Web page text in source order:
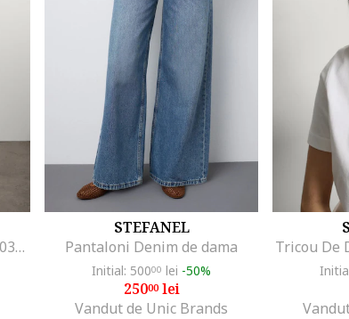
Rochie De Dama Albastru 003570963
STEFANEL
Pantaloni Denim de dama
Initial: 50000 lei -50%
25000lei
Vandut de Unic Brands
Tricou De